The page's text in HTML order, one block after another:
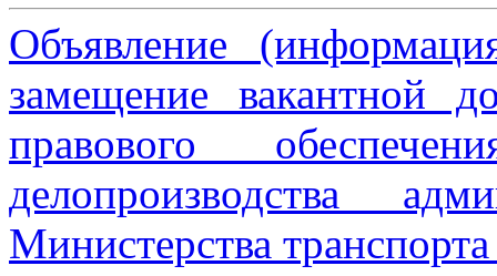
Объявление
замещение вакантной
правового
делопроизводства
Министерства